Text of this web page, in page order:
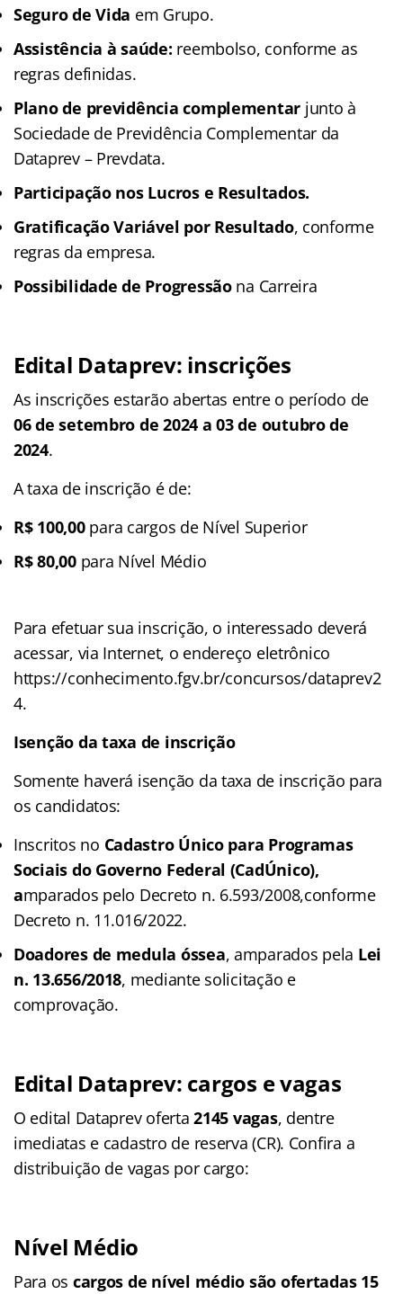
Seguro de Vida em Grupo.
Assistência à saúde: reembolso, conforme as
regras definidas.
Plano de previdência complementar junto à
Sociedade de Previdência Complementar da
Dataprev – Prevdata.
Participação nos Lucros e Resultados.
Gratificação Variável por Resultado, conforme
regras da empresa.
Possibilidade de Progressãona Carreira
Edital Dataprev: inscrições
As inscrições estarão abertas entre o período de
06 de setembro de 2024 a 03 de outubro de
2024.
A taxa de inscrição é de:
R$ 100,00 para cargos de Nível Superior
R$ 80,00 para Nível Médio
Para efetuar sua inscrição, o interessado deverá
acessar, via Internet, o endereço eletrônico
https://conhecimento.fgv.br/concursos/dataprev2
4.
Isenção da taxa de inscrição
Somente haverá isenção da taxa de inscrição para
os candidatos:
Inscritos no Cadastro Único para Programas
Sociais do Governo Federal (CadÚnico),
amparados pelo Decreto n. 6.593/2008,conforme
Decreto n. 11.016/2022.
Doadores de medula óssea, amparados pela Lei
n. 13.656/2018, mediante solicitação e
comprovação.
Edital Dataprev: cargos e vagas
O edital Dataprev oferta2145 vagas, dentre
imediatas e cadastro de reserva (CR). Confira a
distribuição de vagas por cargo:
Nível Médio
Para os cargos de nível médio são ofertadas 15